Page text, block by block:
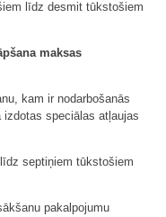
līdz desmit tūkstošiem
maksas
kam ir nodarbošanās
speciālas atļaujas
septiņiem tūkstošiem
pakalpojumu